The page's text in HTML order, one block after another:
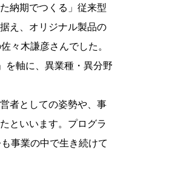
納期でつくる」従来型
え、オリジナル製品の
々木謙彦さんでした。
を軸に、異業種・異分野
者としての姿勢や、事
といいます。プログラ
事業の中で生き続けて